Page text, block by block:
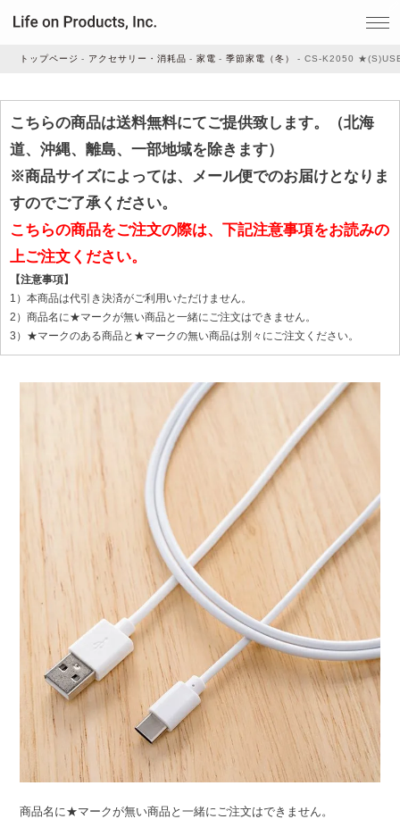
家事・生活雑貨
ルームフレグランス
ビューティー
ライト・シーリングファン
アクセサリー・消耗品
トップページ アクセサリー・消耗品 家電 季節家電（冬） CS-K2050
こちらの商品は送料無料にてご提供致します。（北海
道、沖縄、離島、一部地域を除きます）
※商品サイズによっては、メール便でのお届けとなりま
すのでご了承ください。
こちらの商品をご注文の際は、下記注意事項をお読みの
上ご注文ください。
【注意事項】
1）本商品は代引き決済がご利用いただけません。
2）商品名に★マークが無い商品と一緒にご注文はできません。
3）★マークのある商品と★マークの無い商品は別々にご注文ください。
商品名に★マークが無い商品と一緒にご注文はできません。